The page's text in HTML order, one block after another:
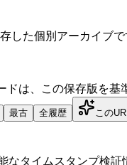
した個別アーカイブ
は、この保存版を基
最古 全履歴 この
タイムスタンプ検証